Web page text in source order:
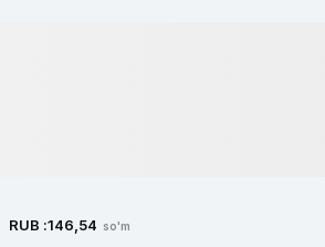
RUB :146,54 so'm